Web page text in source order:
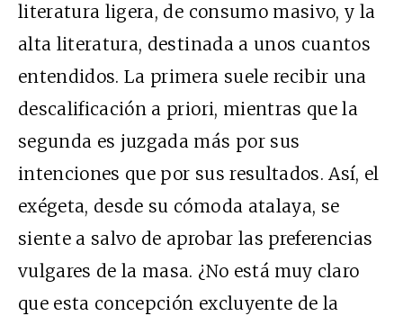
literatura ligera, de consumo masivo, y la
alta literatura, destinada a unos cuantos
entendidos. La primera suele recibir una
descalificación a priori, mientras que la
segunda es juzgada más por sus
intenciones que por sus resultados. Así, el
exégeta, desde su cómoda atalaya, se
siente a salvo de aprobar las preferencias
vulgares de la masa. ¿No está muy claro
que esta concepción excluyente de la